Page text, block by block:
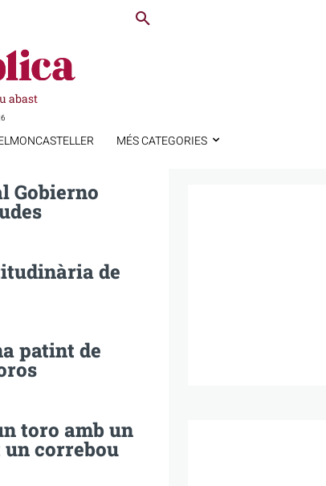
abast
MÉS CATEGORIES
Gobierno
de
patint de
toro amb un
un correbou